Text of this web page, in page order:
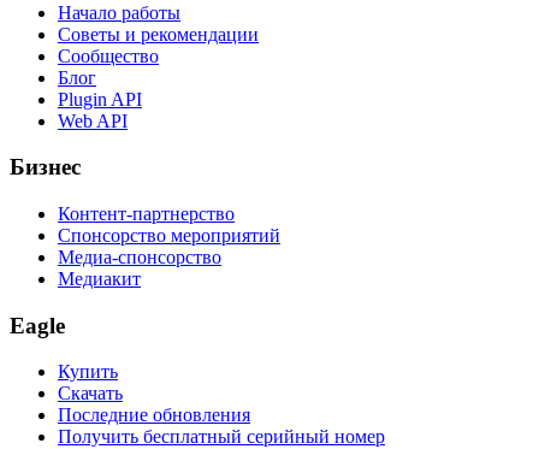
Начало работы
Советы и рекомендации
Сообщество
Блог
Plugin API
Web API
Бизнес
Контент-партнерство
Спонсорство мероприятий
Медиа-спонсорство
Медиакит
Eagle
Купить
Скачать
Последние обновления
Получить бесплатный серийный номер